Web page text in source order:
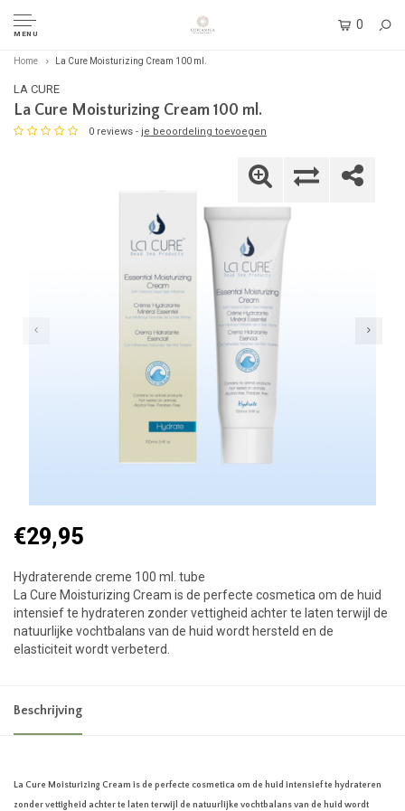
MENU
0
Home La Cure Moisturizing Cream 100 ml.
LA CURE
La Cure Moisturizing Cream 100 ml.
0 reviews - je beoordeling toevoegen
€29,95
Hydraterende creme 100 ml. tube
La Cure Moisturizing Cream is de perfecte cosmetica om de huid
intensief te hydrateren zonder vettigheid achter te laten terwijl de
natuurlijke vochtbalans van de huid wordt hersteld en de
elasticiteit wordt verbeterd.
Beschrijving
La Cure Moisturizing Cream is de perfecte cosmetica om de huid intensief te hydrateren
zonder vettigheid achter te laten terwijl de natuurlijke vochtbalans van de huid wordt